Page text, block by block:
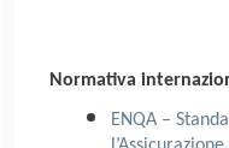
Normativa
ENQA –